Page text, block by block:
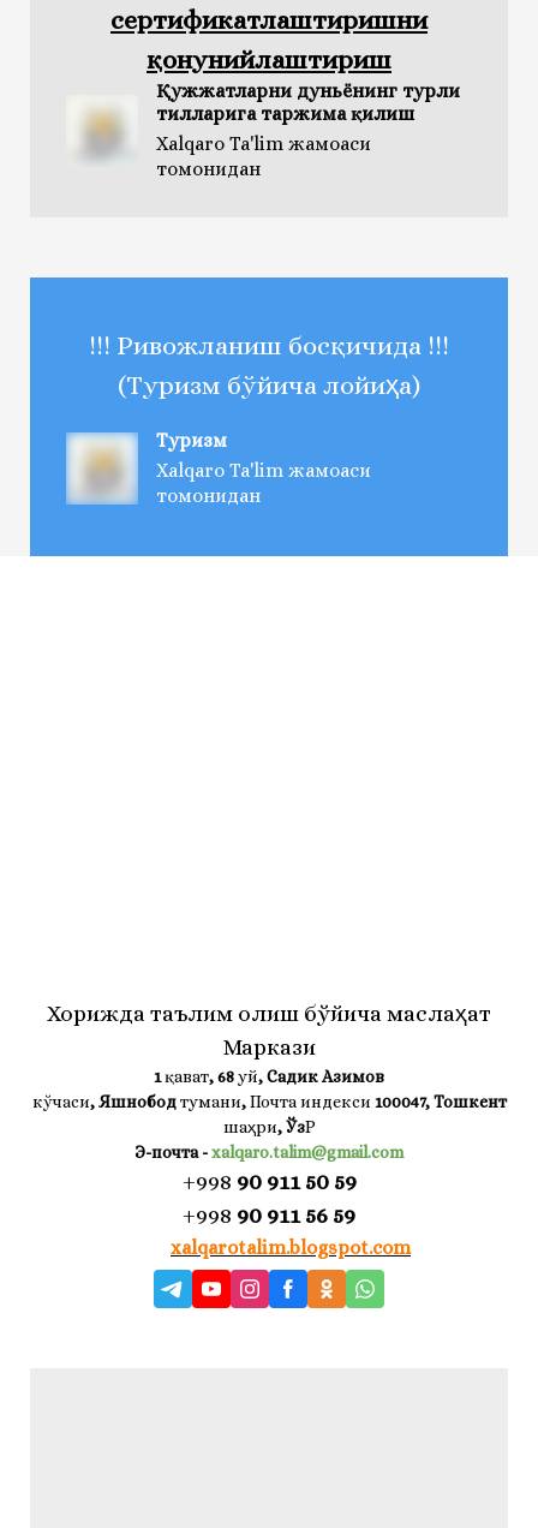
сертификатлаштиришни
қонунийлаштириш
Қужжатларни дуньёнинг турли
тилларига таржима қилиш
Xalqaro Ta'lim жамоаси
томонидан
!!! Ривожланиш босқичида !!!
(Туризм бўйича лойиҳа)
Туризм
Xalqaro Ta'lim жамоаси
томонидан
Хорижда таълим олиш бўйича маслаҳат
Маркази
1қават, 68уй, Садик Азимов
кўчаси, Яшнободтумани,Почта индекси 100047, Тошкент
шаҳри,ЎзР
Э-почта -xalqaro.talim@gmail.com
+998 90 911 50 59
+998 90 911 56 59
xalqarotalim.blogspot.com